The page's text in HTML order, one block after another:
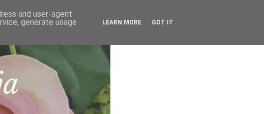
and user-agent
generate usage
LEARN MORE GOT IT